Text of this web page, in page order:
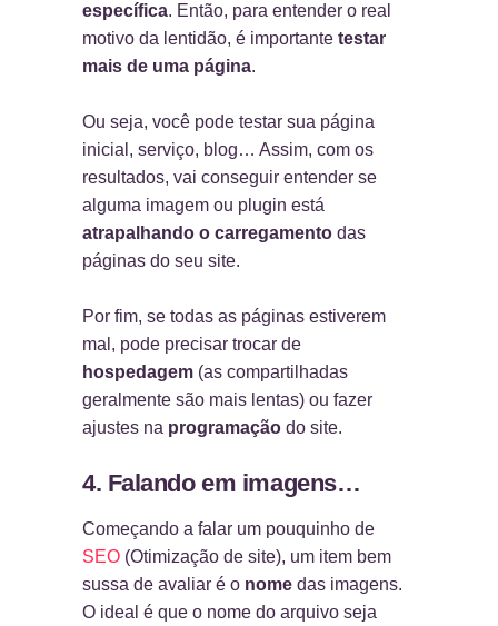
específica. Então, para entender o real
motivo da lentidão, é importante testar
mais de uma página.
Ou seja, você pode testar sua página
inicial, serviço, blog… Assim, com os
resultados, vai conseguir entender se
alguma imagem ou plugin está
atrapalhando o carregamento das
páginas do seu site.
Por fim, se todas as páginas estiverem
mal, pode precisar trocar de
hospedagem (as compartilhadas
geralmente são mais lentas) ou fazer
ajustes na programação do site.
4. Falando em imagens…
Começando a falar um pouquinho de
SEO (Otimização de site), um item bem
sussa de avaliar é o nome das imagens.
O ideal é que o nome do arquivo seja